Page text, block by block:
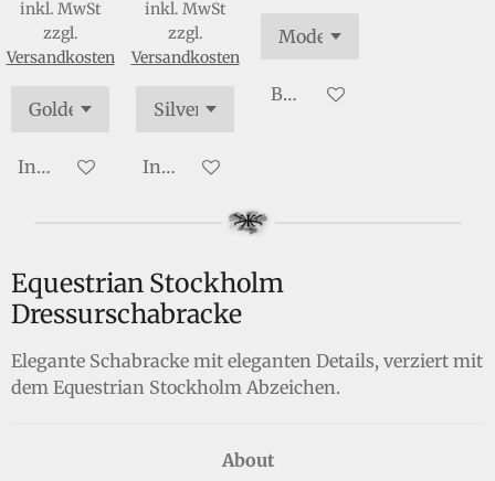
inkl. MwSt
zzgl.
Versandkosten
In den Warenkorb
inkl. MwSt
zzgl.
Versandkosten
In den Warenkorb
Bei Verfügbarkeit
Equestrian Stockholm
Dressurschabracke
Elegante Schabracke mit eleganten Details, verziert mit
dem Equestrian Stockholm Abzeichen.
About